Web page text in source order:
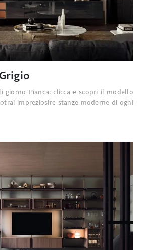
giorno Pianca: clicca e scopri il modello
impreziosire stanze moderne di ogni